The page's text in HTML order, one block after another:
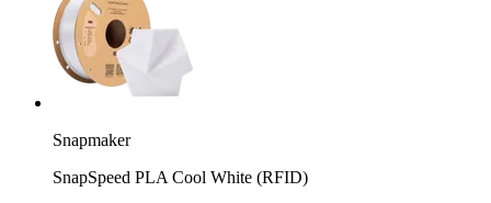
Snapmaker
SnapSpeed PLA Cool White (RFID)